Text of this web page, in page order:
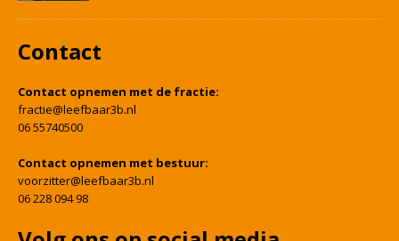
Contact
Contact opnemen met de fractie:
fractie@leefbaar3b.nl
06 55740500
Contact opnemen met bestuur:
voorzitter@leefbaar3b.nl
06 228 094 98